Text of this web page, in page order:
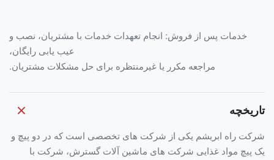
خدمات پس از فروش: انجام تعهدات خدمات با مشتریان، نصب و
عیب یابی رایگان،
مراجعه مکرر یا غیرمنتظره برای حل مشکلات مشتریان.
تاریخچه
شرکت راه ابریشم یکی از شرکت های تخصصی است که در دو پیچ و
یک پیچ مواد غذایی شرکت های ماشین آلات گسترش، شرکت با